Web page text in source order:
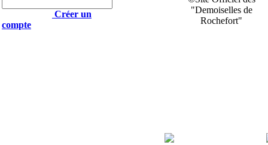
Créer un
compte
"Demoiselles de
Rochefort"